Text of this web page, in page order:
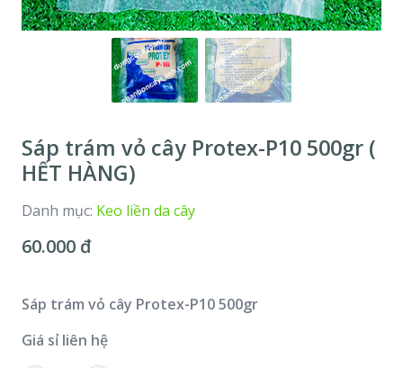
Sáp trám vỏ cây Protex-P10 500gr (
HẾT HÀNG)
Danh mục: Keo liền da cây
60.000 đ
Sáp trám vỏ cây Protex-P10 500gr
Giá sỉ liên hệ